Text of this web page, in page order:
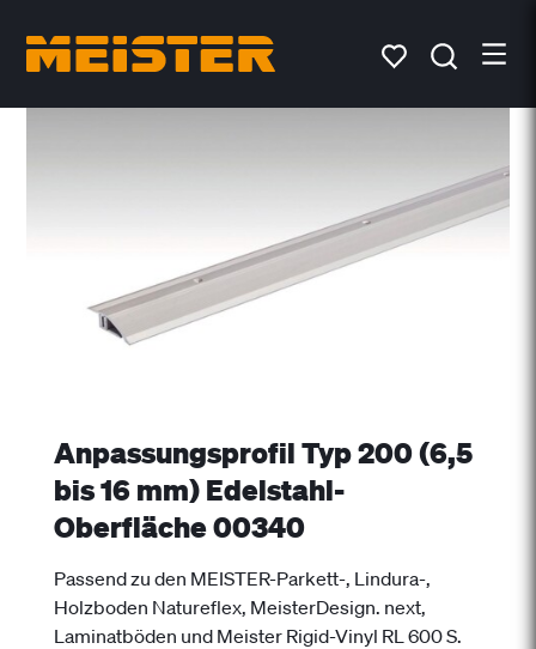
Anpassungsprofil Typ 200 (6,5
bis 16 mm) Edelstahl-
Oberfläche 00340
Passend zu den MEISTER-Parkett-, Lindura-,
Holzboden Natureflex, MeisterDesign. next,
Laminatböden und Meister Rigid-Vinyl RL 600 S.